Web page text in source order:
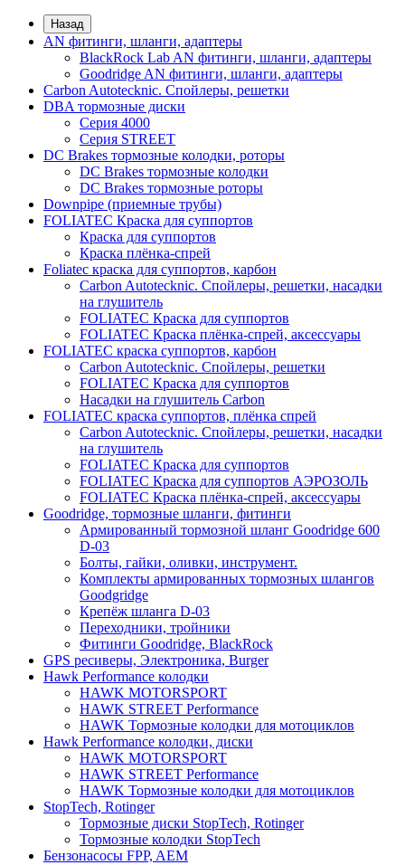
Назад
AN фитинги, шланги, адаптеры
BlackRock Lab AN фитинги, шланги, адаптеры
Goodridge AN фитинги, шланги, адаптеры
Carbon Autotecknic. Спойлеры, решетки
DBA тормозные диски
Серия 4000
Серия STREET
DC Brakes тормозные колодки, роторы
DC Brakes тормозные колодки
DC Brakes тормозные роторы
Downpipe (приемные трубы)
FOLIATEC Краска для суппортов
Краска для суппортов
Краска плёнка-спрей
Foliatec краска для суппортов, карбон
Carbon Autotecknic. Спойлеры, решетки, насадки
на глушитель
FOLIATEC Краска для суппортов
FOLIATEC Краска плёнка-спрей, аксессуары
FOLIATEC краска суппортов, карбон
Carbon Autotecknic. Спойлеры, решетки
FOLIATEC Краска для суппортов
Насадки на глушитель Carbon
FOLIATEC краска суппортов, плёнка спрей
Carbon Autotecknic. Спойлеры, решетки, насадки
на глушитель
FOLIATEC Краска для суппортов
FOLIATEC Краска для суппортов АЭРОЗОЛЬ
FOLIATEC Краска плёнка-спрей, аксессуары
Goodridge, тормозные шланги, фитинги
Армированный тормозной шланг Goodridge 600
D-03
Болты, гайки, оливки, инструмент.
Комплекты армированных тормозных шлангов
Goodgridge
Крепёж шланга D-03
Переходники, тройники
Фитинги Goodridge, BlackRock
GPS ресиверы, Электроника, Burger
Hawk Performance колодки
HAWK MOTORSPORT
HAWK STREET Performance
HAWK Тормозные колодки для мотоциклов
Hawk Performance колодки, диски
HAWK MOTORSPORT
HAWK STREET Performance
HAWK Тормозные колодки для мотоциклов
StopTech, Rotinger
Тормозные диски StopTech, Rotinger
Тормозные колодки StopTech
Бензонасосы FPP, AEM